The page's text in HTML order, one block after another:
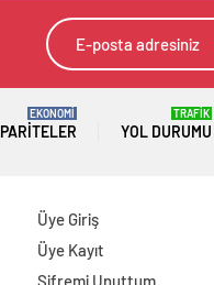
PARITELER
EKONOMİ
YOL DURUMU
TRAFİK
Üye Giriş
Üye Kayıt
Şifremi Unuttum